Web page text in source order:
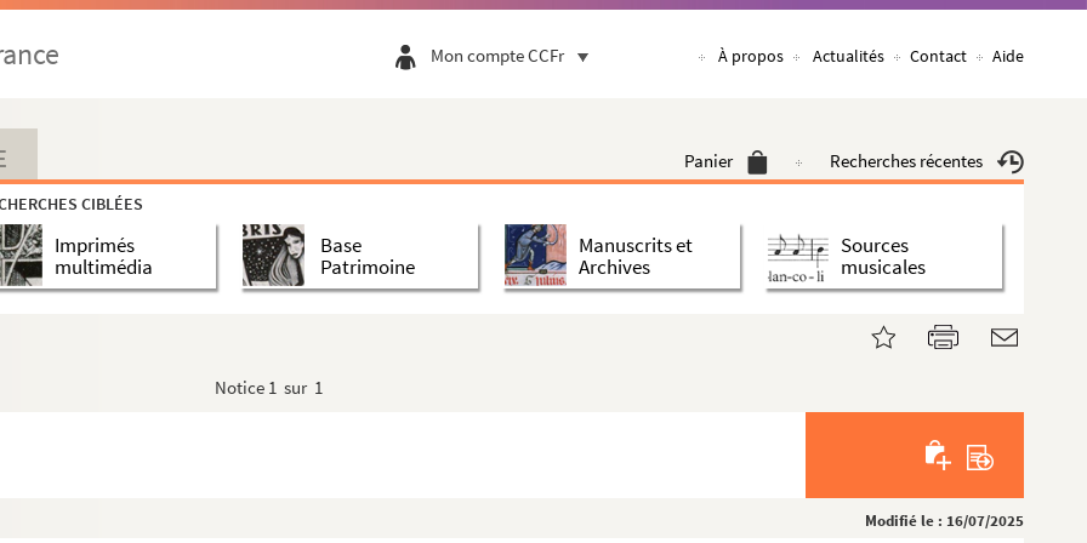
Mon compte CCFr À propos Actualités Contact Aide
Panier Recherches récentes
CIBLÉES
Imprimés
multimédia
Base
Patrimoine
Manuscrits et
Archives
Sources
musicales
Notice 1 sur 1
Modifié le : 16/07/2025